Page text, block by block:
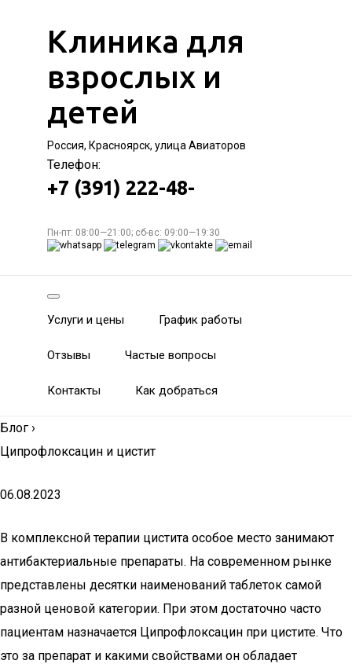
Клиника для
взрослых и
детей
Россия, Красноярск, улица Авиаторов
Телефон:
+7 (391) 222-48-
Пн-пт: 08:00—21:00; сб-вс: 09:00—19:30
Услуги и цены График работы
Отзывы Частые вопросы
Контакты Как добраться
Блог ›
Ципрофлоксацин и цистит
06.08.2023
В комплексной терапии цистита особое место занимают
антибактериальные препараты. На современном рынке
представлены десятки наименований таблеток самой
разной ценовой категории. При этом достаточно часто
пациентам назначается Ципрофлоксацин при цистите. Что
это за препарат и какими свойствами он обладает